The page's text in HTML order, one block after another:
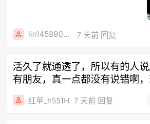
lin14589077 7 天前 回复
活久了就通透了，所以有的人
有朋友，真一点都没有说错啊
友没
红苹_h551H 7 天前 回复